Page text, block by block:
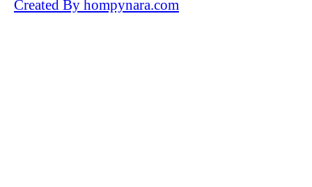
Created By hompynara.com